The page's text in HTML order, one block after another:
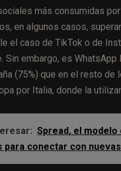
más consumidas
en algunos casos,
el caso de TikTok o de
Sin embargo, es
(75%) que en el resto
por Italia, donde la
Spread, el
para conectar con